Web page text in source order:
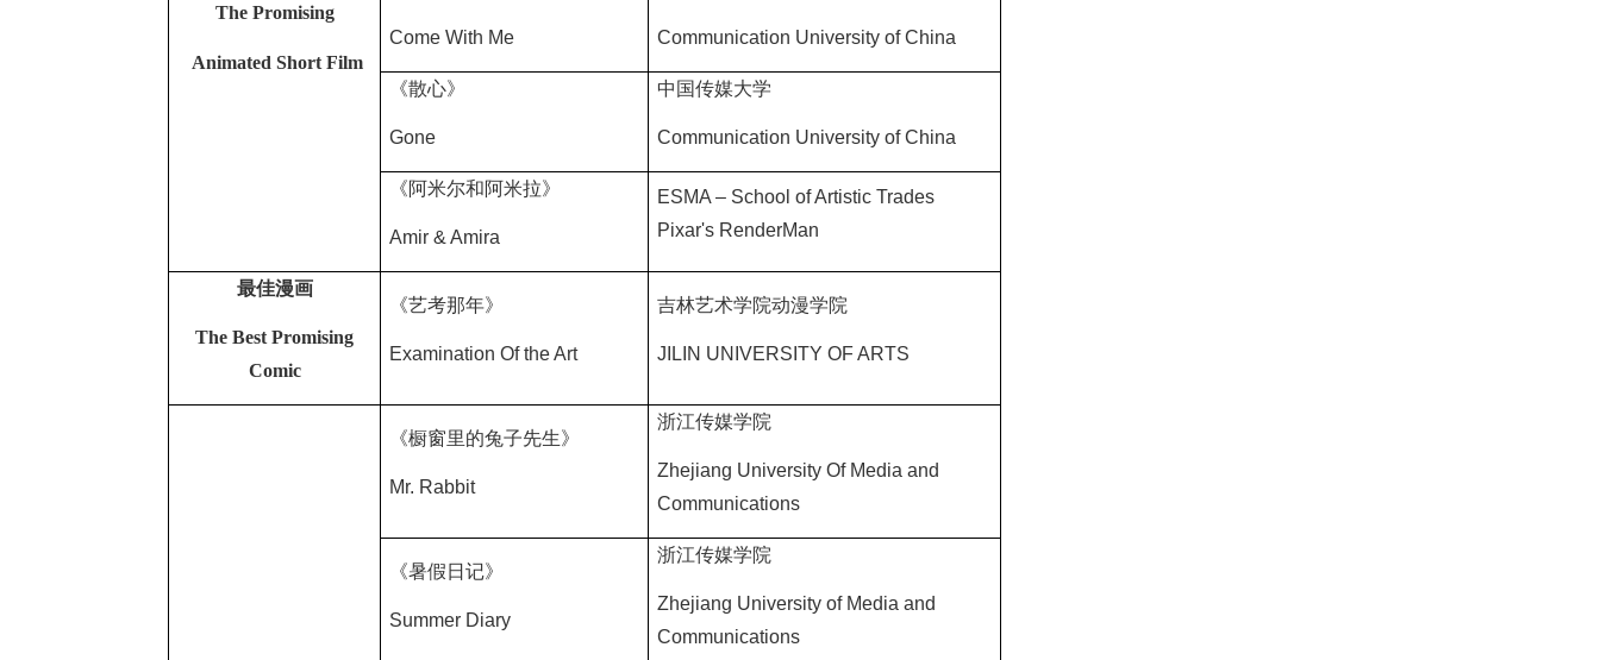
The Promising
Animated Short Film
Come With Me Communication University of China
《散心》
Gone
中国传媒大学
Communication University of China
《阿米尔和阿米拉》
Amir & Amira
ESMA – School of Artistic Trades
Pixar's RenderMan
最佳漫画
The Best Promising
Comic
《艺考那年》
Examination Of the Art
吉林艺术学院动漫学院
JILIN UNIVERSITY OF ARTS
《橱窗里的兔子先生》
Mr. Rabbit
浙江传媒学院
Zhejiang University Of Media and
Communications
《暑假日记》
Summer Diary
浙江传媒学院
Zhejiang University of Media and
Communications